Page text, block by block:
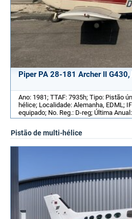
Piper PA 28-181 Archer II
Ano: 1981; TTAF: 7935h; Tipo: Pistão
hélice; Localidade: Alemanha, EDML;
equipado; No. Reg.: D-reg; Última
Pistão de multi-hélice